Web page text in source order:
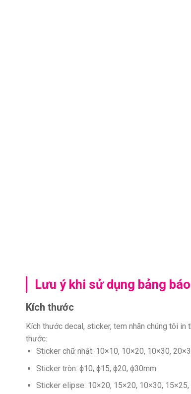
Lưu ý khi sử dụng bảng
Kích thước
Kích thước decal, sticker, tem nhãn chúng tôi in
thước:
Sticker chữ nhật: 10×10, 10×20, 10×30,
Sticker tròn: ϕ10, ϕ15, ϕ20, ϕ30mm
Sticker elipse: 10×20, 15×20, 10×30,